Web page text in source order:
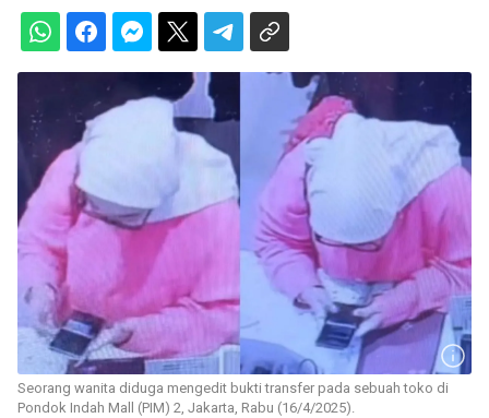
Seorang wanita diduga mengedit bukti transfer pada sebuah toko di
Pondok Indah Mall (PIM) 2, Jakarta, Rabu (16/4/2025).